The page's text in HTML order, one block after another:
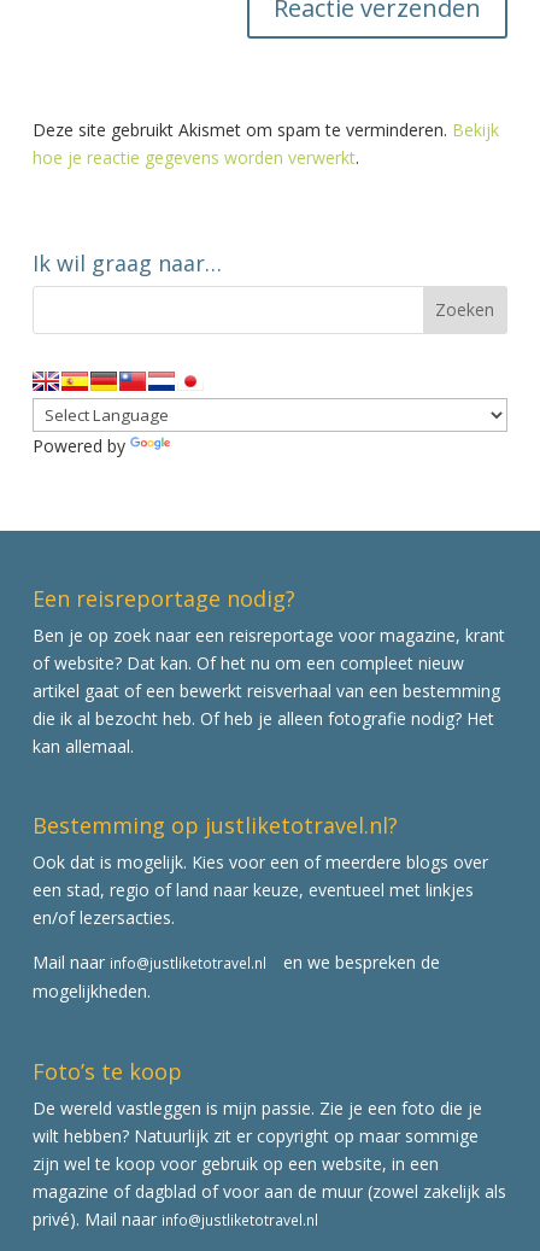
Deze site gebruikt Akismet om spam te verminderen. Bekijk
hoe je reactie gegevens worden verwerkt.
Ik wil graag naar…
Powered by
Een reisreportage nodig?
Ben je op zoek naar een reisreportage voor magazine, krant
of website? Dat kan. Of het nu om een compleet nieuw
artikel gaat of een bewerkt reisverhaal van een bestemming
die ik al bezocht heb. Of heb je alleen fotografie nodig? Het
kan allemaal.
Bestemming op justliketotravel.nl?
Ook dat is mogelijk. Kies voor een of meerdere blogs over
een stad, regio of land naar keuze, eventueel met linkjes
en/of lezersacties.
Mail naar info@justliketotravel.nl
en we bespreken de
mogelijkheden.
Foto’s te koop
De wereld vastleggen is mijn passie. Zie je een foto die je
wilt hebben? Natuurlijk zit er copyright op maar sommige
zijn wel te koop voor gebruik op een website, in een
magazine of dagblad of voor aan de muur (zowel zakelijk als
privé). Mail naar info@justliketotravel.nl